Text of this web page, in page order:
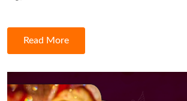
Read More